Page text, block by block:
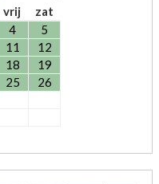
vrij
zat
4
5
11
12
18
19
25
26